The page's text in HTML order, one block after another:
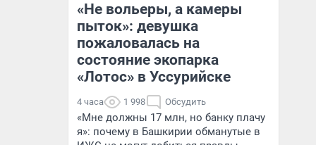
«Не вольеры, а камеры
пыток»: девушка
пожаловалась на
состояние экопарка
«Лотос» в Уссурийске
4 часа 1 998 Обсудить
«Мне должны 17 млн, но банку плачу
я»: почему в Башкирии обманутые в